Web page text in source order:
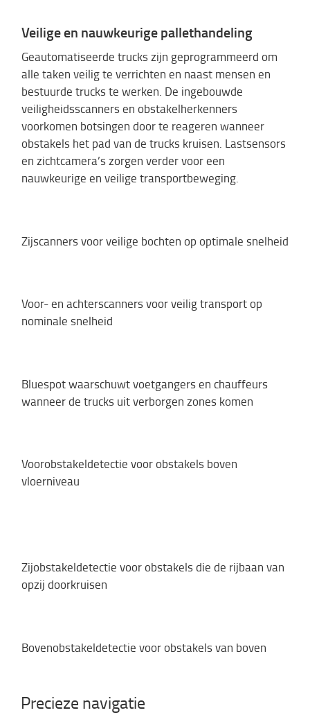
Veilige en nauwkeurige pallethandeling
Geautomatiseerde trucks zijn geprogrammeerd om
alle taken veilig te verrichten en naast mensen en
bestuurde trucks te werken. De ingebouwde
veiligheidsscanners en obstakelherkenners
voorkomen botsingen door te reageren wanneer
obstakels het pad van de trucks kruisen. Lastsensors
en zichtcamera’s zorgen verder voor een
nauwkeurige en veilige transportbeweging.
Zijscanners voor veilige bochten op optimale snelheid
Voor- en achterscanners voor veilig transport op
nominale snelheid
Bluespot waarschuwt voetgangers en chauffeurs
wanneer de trucks uit verborgen zones komen
Voorobstakeldetectie voor obstakels boven
vloerniveau
Zijobstakeldetectie voor obstakels die de rijbaan van
opzij doorkruisen
Bovenobstakeldetectie voor obstakels van boven
Precieze navigatie